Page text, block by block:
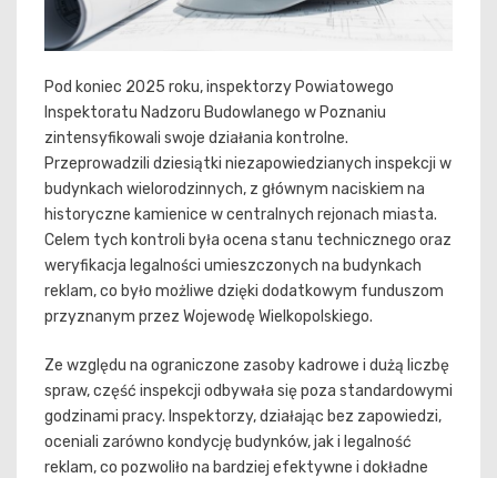
Pod koniec 2025 roku, inspektorzy Powiatowego
Inspektoratu Nadzoru Budowlanego w Poznaniu
zintensyfikowali swoje działania kontrolne.
Przeprowadzili dziesiątki niezapowiedzianych inspekcji w
budynkach wielorodzinnych, z głównym naciskiem na
historyczne kamienice w centralnych rejonach miasta.
Celem tych kontroli była ocena stanu technicznego oraz
weryfikacja legalności umieszczonych na budynkach
reklam, co było możliwe dzięki dodatkowym funduszom
przyznanym przez Wojewodę Wielkopolskiego.
Ze względu na ograniczone zasoby kadrowe i dużą liczbę
spraw, część inspekcji odbywała się poza standardowymi
godzinami pracy. Inspektorzy, działając bez zapowiedzi,
oceniali zarówno kondycję budynków, jak i legalność
reklam, co pozwoliło na bardziej efektywne i dokładne